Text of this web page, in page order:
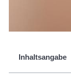
Inhaltsangabe